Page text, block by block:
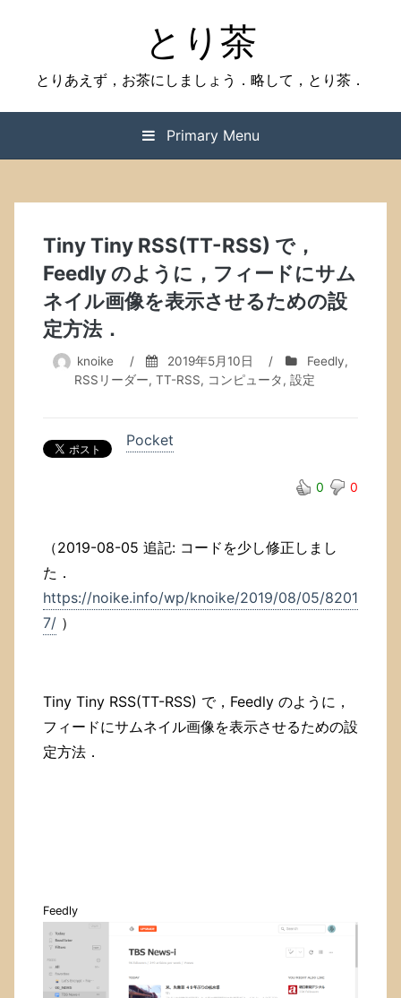
とり茶
とりあえず，お茶にしましょう．略して，とり茶．
Primary Menu
Tiny Tiny RSS(TT-RSS) で，
Feedly のように，フィードにサム
ネイル画像を表示させるための設
定方法．
knoike / 2019年5月10日 / Feedly,
RSSリーダー, TT-RSS, コンピュータ, 設定
Pocket
0 0
（2019-08-05 追記: コードを少し修正しまし
た．
https://noike.info/wp/knoike/2019/08/05/8201
7/ ）
Tiny Tiny RSS(TT-RSS) で，Feedly のように，
フィードにサムネイル画像を表示させるための設
定方法．
Feedly